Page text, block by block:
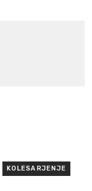
KOLESARJENJE